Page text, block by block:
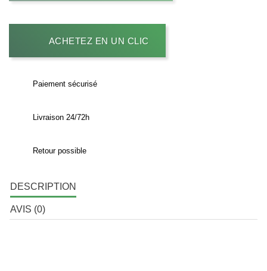
ACHETEZ EN UN CLIC
Paiement sécurisé
Livraison 24/72h
Retour possible
DESCRIPTION
AVIS (0)